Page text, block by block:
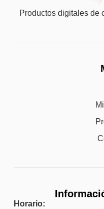
Productos digitales de
Horario: